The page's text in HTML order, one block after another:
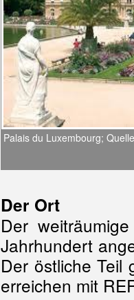
Palais du Luxembourg;
Der Ort
Der
Jahrhundert
Der östliche Teil
erreichen mit